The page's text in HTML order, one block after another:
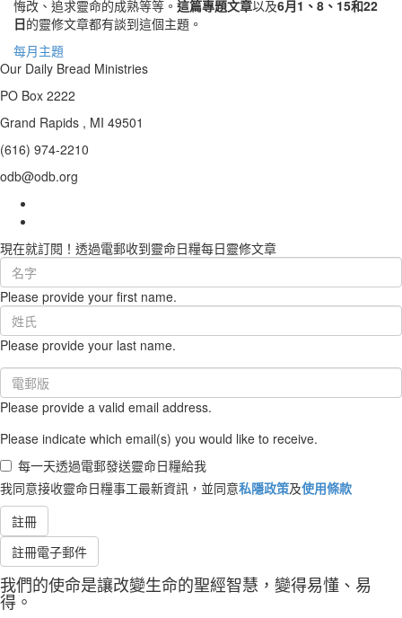
悔改、追求靈命的成熟等等。 這篇專題文章以及6月1、8、15和22
日的靈修文章都有談到這個主題。
每月主題
Our Daily Bread Ministries
PO Box 2222
Grand Rapids , MI 49501
(616) 974-2210
odb@odb.org
現在就訂閱！透過電郵收到靈命日糧每日靈修文章
First
Name
(required)
Please provide your first name.
Last
Name
(required)
Please provide your last name.
Email
(required)
Please provide a valid email address.
Please indicate which email(s) you would like to receive.
每一天透過電郵發送靈命日糧給我
我同意接收靈命日糧事工最新資訊，並同意私隱政策及使用條款
註冊
註冊電子郵件
我們的使命是讓改變生命的聖經智慧，變得易懂、易
得。